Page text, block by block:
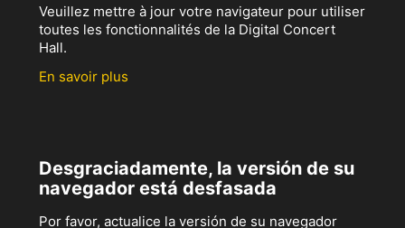
Veuillez mettre à jour votre navigateur pour utiliser
toutes les fonctionnalités de la Digital Concert
Hall.
En savoir plus
Desgraciadamente, la versión de su
navegador está desfasada
Por favor, actualice la versión de su navegador